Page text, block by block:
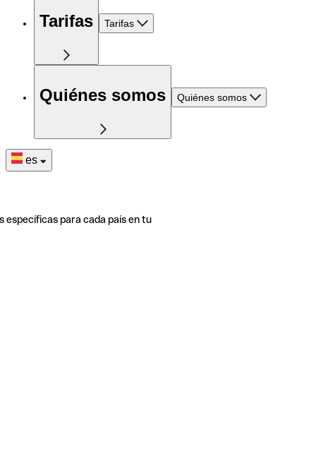
Tarifas Tarifas
Quiénes somos Quiénes somos
es
específicas para cada país en tu